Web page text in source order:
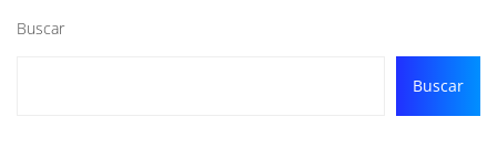
Buscar
Buscar